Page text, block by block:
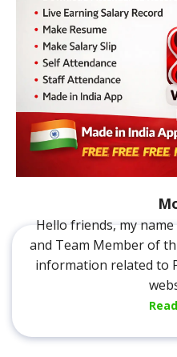
Hello friends, my
and Team Member of
information related to